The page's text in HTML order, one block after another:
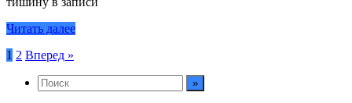
Читать далее
Пагинация
записей
1 2 Вперед »